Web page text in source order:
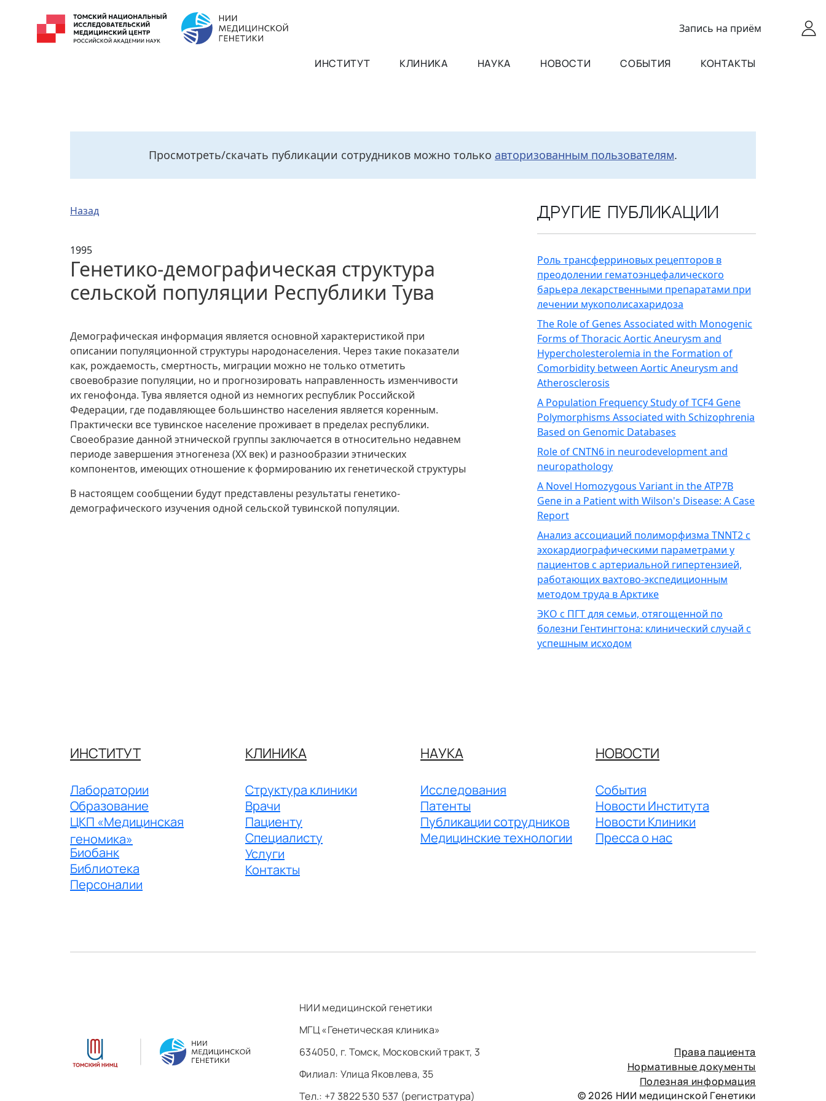
Запись на приём
ИНСТИТУТ КЛИНИКА НАУКА НОВОСТИ СОБЫТИЯ КОНТАКТЫ
Просмотреть/скачать публикации сотрудников можно только авторизованным пользователям.
Назад
1995
Генетико-демографическая структура
сельской популяции Республики Тува
Демографическая информация является основной характеристикой при
описании популяционной структуры народонаселения. Через такие показатели
как, рождаемость, смертность, миграции можно не только отметить
своевобразие популяции, но и прогнозировать направленность изменчивости
их генофонда. Тува является одной из немногих республик Российской
Федерации, где подавляющее большинство населения является коренным.
Практически все тувинское население проживает в пределах республики.
Своеобразие данной этнической группы заключается в относительно недавнем
периоде завершения этногенеза (ХХ век) и разнообразии этнических
компонентов, имеющих отношение к формированию их генетической структуры
В настоящем сообщении будут представлены результаты генетико-
демографического изучения одной сельской тувинской популяции.
Другие публикации
Роль трансферриновых рецепторов в
преодолении гематоэнцефалического
барьера лекарственными препаратами при
лечении мукополисахаридоза
The Role of Genes Associated with Monogenic
Forms of Thoracic Aortic Aneurysm and
Hypercholesterolemia in the Formation of
Comorbidity between Aortic Aneurysm and
Atherosclerosis
A Population Frequency Study of TCF4 Gene
Polymorphisms Associated with Schizophrenia
Based on Genomic Databases
Role of CNTN6 in neurodevelopment and
neuropathology
A Novel Homozygous Variant in the ATP7B
Gene in a Patient with Wilson's Disease: A Case
Report
Анализ ассоциаций полиморфизма TNNT2 с
эхокардиографическими параметрами у
пациентов с артериальной гипертензией,
работающих вахтово-экспедиционным
методом труда в Арктике
ЭКО с ПГТ для семьи, отягощенной по
болезни Гентингтона: клинический случай с
успешным исходом
ИНСТИТУТ
Лаборатории
Образование
ЦКП «Медицинская
геномика»
Биобанк
Библиотека
Персоналии
КЛИНИКА
Структура клиники
Врачи
Пациенту
Специалисту
Услуги
Контакты
НАУКА
Исследования
Патенты
Публикации сотрудников
Медицинские технологии
НОВОСТИ
События
Новости Института
Новости Клиники
Пресса о нас
НИИ медицинской генетики
МГЦ «Генетическая клиника»
634050, г. Томск, Московский тракт, 3
Филиал: ​Улица Яковлева, 35
Тел.: +7 3822 530 537 (регистратура)
Права пациента
Нормативные документы
Полезная информация
© 2026 НИИ медицинской Генетики